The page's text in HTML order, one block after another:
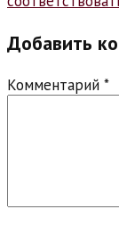
Добавить
Комментарий *